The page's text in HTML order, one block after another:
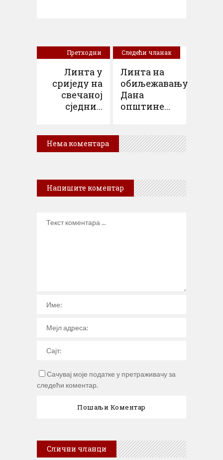
Претходни
Линта у
сриједу на
свечаној
сједни...
Следећи чланак
Линта на
обиљежавању
Дана
општине...
Нема коментара
Напишите коментар
Сачувај моје податке у претраживачу за
следећи коментар.
Слични чланци